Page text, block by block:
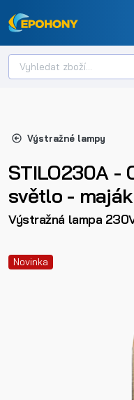
Výstražné lampy
STILO230A -
světlo - maják
Výstražná lampa
Novinka